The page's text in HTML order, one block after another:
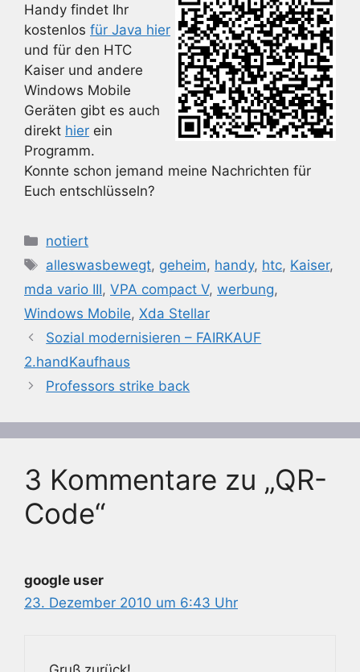
Handy findet Ihr
kostenlos für Java hier
und für den HTC
Kaiser und andere
Windows Mobile
Geräten gibt es auch
direkt hier ein
Programm.
Konnte schon jemand meine Nachrichten für
Euch entschlüsseln?
Kategorien
notiert
Schlagwörter
alleswasbewegt, geheim, handy, htc, Kaiser,
mda vario III, VPA compact V, werbung,
Windows Mobile, Xda Stellar
Sozial modernisieren – FAIRKAUF
2.handKaufhaus
Professors strike back
3 Kommentare zu „QR-
Code“
google user
23. Dezember 2010 um 6:43 Uhr